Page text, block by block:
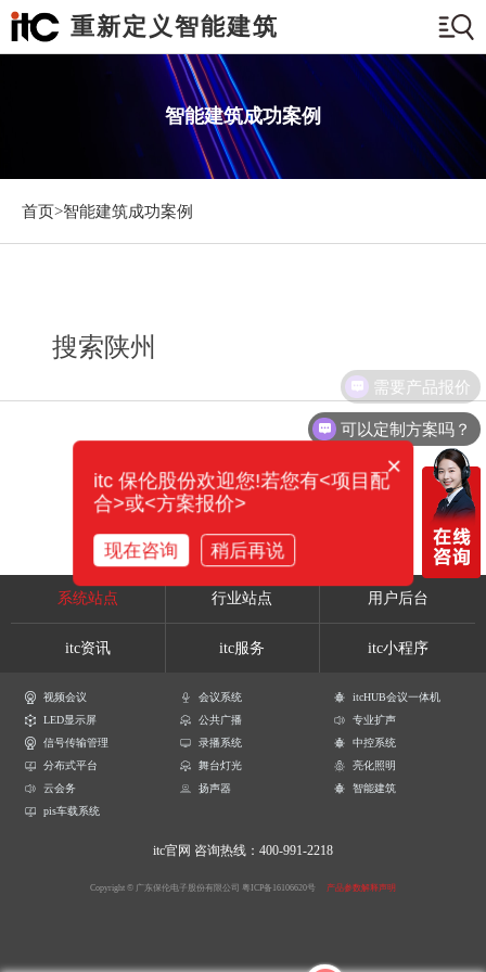
重新定义智能建筑
智能建筑成功案例
首页>智能建筑成功案例
搜索陕州
系统站点 行业站点 用户后台
itc资讯 itc服务 itc小程序
视频会议 会议系统
itcHUB会议一体机
LED显示屏
公共广播
专业扩声
信号传输管理
录播系统
中控系统
分布式平台
舞台灯光
亮化照明
云会务
扬声器
智能建筑
pis车载系统
itc官网 咨询热线：400-991-2218
Copyright © 广东保伦电子股份有限公司 粤ICP备16106620号 产品参数解释声明
可以定制方案吗？
需要产品报价
×
itc 保伦股份欢迎您!若您有<项目配
合>或<方案报价>
现在咨询 稍后再说